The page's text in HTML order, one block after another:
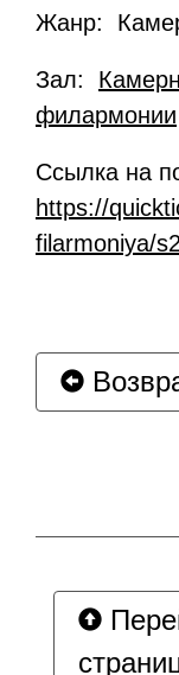
Жанр:
Зал:
филармонии
Ссылка на
https://
filarmoniya/